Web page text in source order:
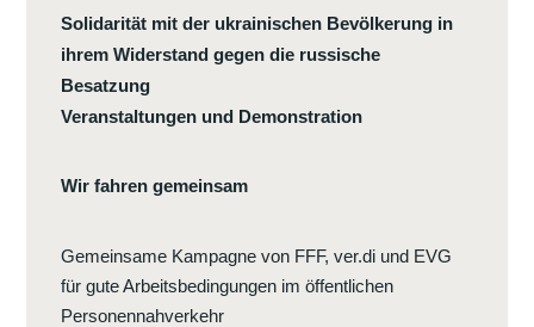
Solidarität mit der ukrainischen Bevölkerung in
ihrem Widerstand gegen die russische
Besatzung
Veranstaltungen und Demonstration
Wir fahren gemeinsam
Gemeinsame Kampagne von FFF, ver.di und EVG
für gute Arbeitsbedingungen im öffentlichen
Personennahverkehr